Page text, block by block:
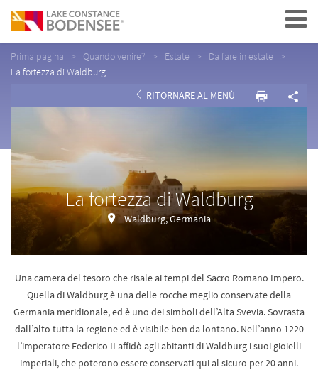
Navigation
Prima pagina Quando venire? Estate
Da fare in estate
La fortezza di Waldburg
RITORNARE AL MENÙ
La fortezza di Waldburg
Waldburg, Germania
Una camera del tesoro che risale ai tempi del Sacro Romano Impero.
Quella di Waldburg è una delle rocche meglio conservate della
Germania meridionale, ed è uno dei simboli dell’Alta Svevia. Sovrasta
dall’alto tutta la regione ed è visibile ben da lontano. Nell’anno 1220
l’imperatore Federico II affidò agli abitanti di Waldburg i suoi gioielli
imperiali, che poterono essere conservati qui al sicuro per 20 anni.